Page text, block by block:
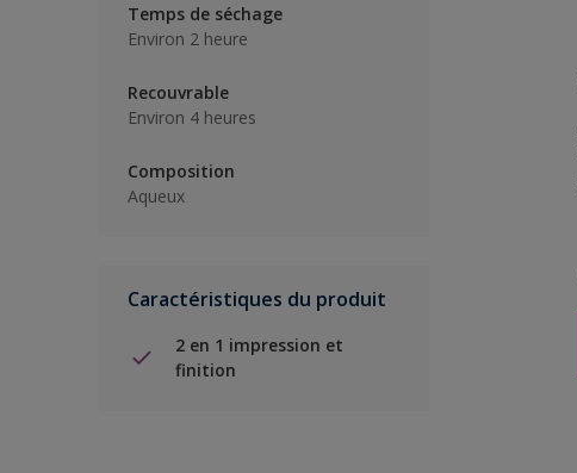
Temps de séchage
Environ 2 heure
Recouvrable
Environ 4 heures
Composition
Aqueux
Caractéristiques du produit
2 en 1 impression et
finition